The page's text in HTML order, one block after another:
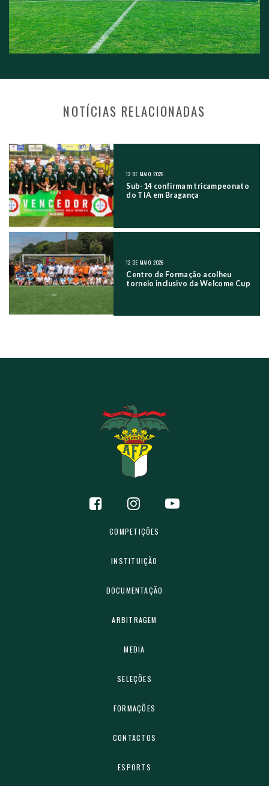
NOTÍCIAS RELACIONADAS
NAVEGAÇÃO NOS POSTS
12 DE MAIO, 2026
Sub-14 confirmam tricampeonato
do TIA em Bragança
12 DE MAIO, 2026
Centro de Formação acolheu
torneio inclusivo da Welcome Cup
COMPETIÇÕES
INSTITUIÇÃO
DOCUMENTAÇÃO
ARBITRAGEM
MEDIA
SELEÇÕES
FORMAÇÕES
CONTACTOS
ESPORTS